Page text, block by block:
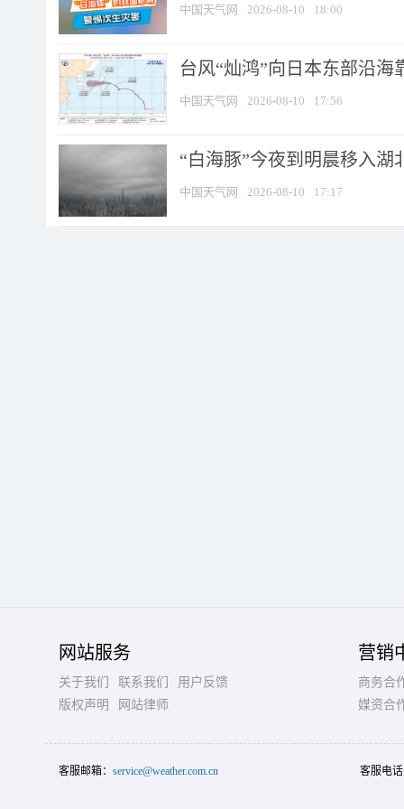
中国天气网 2026-08-10 18:00
台风“灿鸿”向日本东部沿海
中国天气网 2026-08-10 17:56
“白海豚”今夜到明晨移入湖
中国天气网 2026-08-10 17:17
网站服务
关于我们 联系我们
用户反馈
版权声明
网站律师
营销
商务合
媒资合
客服邮箱： service@weather.com.cn 客服电